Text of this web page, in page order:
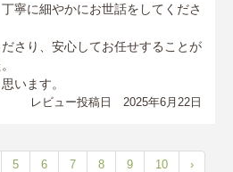
寧に細やかにお世話をしてくださ
さり、安心してお任せすることが
います。
レビュー投稿日 2025年6月22日
5 6 7 8 9 10 ›